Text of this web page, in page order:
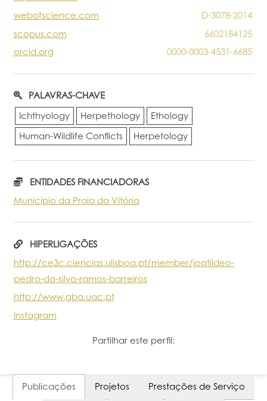
webofscience.com
D-3078-2014
scopus.com
6602184125
orcid.org
0000-0003-4531-6685
PALAVRAS-CHAVE
Ichthyology
Herpethology
Ethology
Human-Wildlife Conflicts
Herpetology
ENTIDADES FINANCIADORAS
Município da Praia da Vitória
HIPERLIGAÇÕES
http://ce3c.ciencias.ulisboa.pt/member/joatildeo-
pedro-da-silva-ramos-barreiros
http://www.gba.uac.pt
Instagram
Partilhar este perfil:
Publicações Projetos Prestações de Serviço